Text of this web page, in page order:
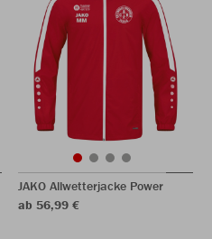
JAKO Allwetterjacke Power
ab 56,99 €